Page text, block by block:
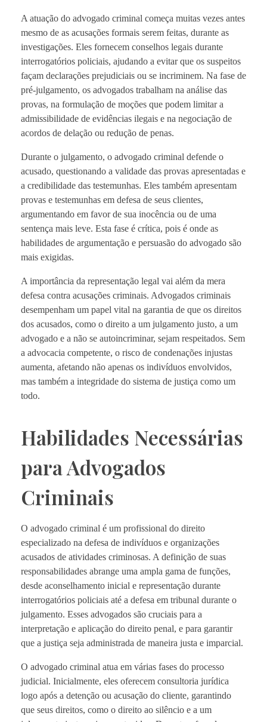
A atuação do advogado criminal começa muitas vezes antes
mesmo de as acusações formais serem feitas, durante as
investigações. Eles fornecem conselhos legais durante
interrogatórios policiais, ajudando a evitar que os suspeitos
façam declarações prejudiciais ou se incriminem. Na fase de
pré-julgamento, os advogados trabalham na análise das
provas, na formulação de moções que podem limitar a
admissibilidade de evidências ilegais e na negociação de
acordos de delação ou redução de penas.
Durante o julgamento, o advogado criminal defende o
acusado, questionando a validade das provas apresentadas e
a credibilidade das testemunhas. Eles também apresentam
provas e testemunhas em defesa de seus clientes,
argumentando em favor de sua inocência ou de uma
sentença mais leve. Esta fase é crítica, pois é onde as
habilidades de argumentação e persuasão do advogado são
mais exigidas.
A importância da representação legal vai além da mera
defesa contra acusações criminais. Advogados criminais
desempenham um papel vital na garantia de que os direitos
dos acusados, como o direito a um julgamento justo, a um
advogado e a não se autoincriminar, sejam respeitados. Sem
a advocacia competente, o risco de condenações injustas
aumenta, afetando não apenas os indivíduos envolvidos,
mas também a integridade do sistema de justiça como um
todo.
Habilidades Necessárias
para Advogados
Criminais
O advogado criminal é um profissional do direito
especializado na defesa de indivíduos e organizações
acusados de atividades criminosas. A definição de suas
responsabilidades abrange uma ampla gama de funções,
desde aconselhamento inicial e representação durante
interrogatórios policiais até a defesa em tribunal durante o
julgamento. Esses advogados são cruciais para a
interpretação e aplicação do direito penal, e para garantir
que a justiça seja administrada de maneira justa e imparcial.
O advogado criminal atua em várias fases do processo
judicial. Inicialmente, eles oferecem consultoria jurídica
logo após a detenção ou acusação do cliente, garantindo
que seus direitos, como o direito ao silêncio e a um